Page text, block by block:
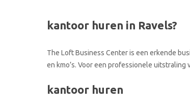
kantoor huren in Ravels?
The Loft Business Center is een erkende
en kmo’s. Voor een professionele
kantoor huren